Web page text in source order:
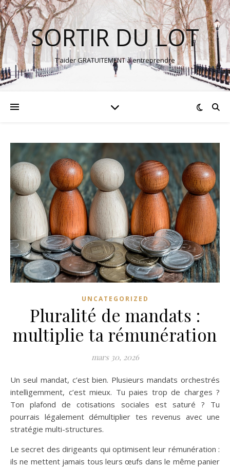
SORTIR DU LOT
T’aider GRATUITEMENT à entreprendre
UNCATEGORIZED
Pluralité de mandats :
multiplie ta rémunération
mars 30, 2026
Un seul mandat, c’est bien. Plusieurs mandats orchestrés
intelligemment, c’est mieux. Tu paies trop de charges ?
Ton plafond de cotisations sociales est saturé ? Tu
pourrais légalement démultiplier tes revenus avec une
stratégie multi-structures.
Le secret des dirigeants qui optimisent leur rémunération :
ils ne mettent jamais tous leurs œufs dans le même panier